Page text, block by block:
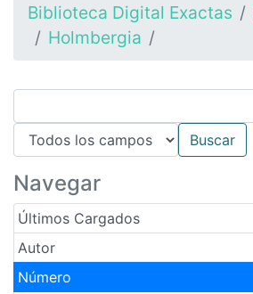
Biblioteca Digital Exactas
Holmbergia
Navegar
Últimos Cargados
Autor
Número